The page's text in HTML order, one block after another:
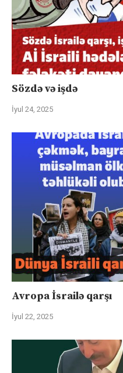
Sözdə və işdə
İyul 24, 2025
Avropa İsrailə qarşı
İyul 22, 2025